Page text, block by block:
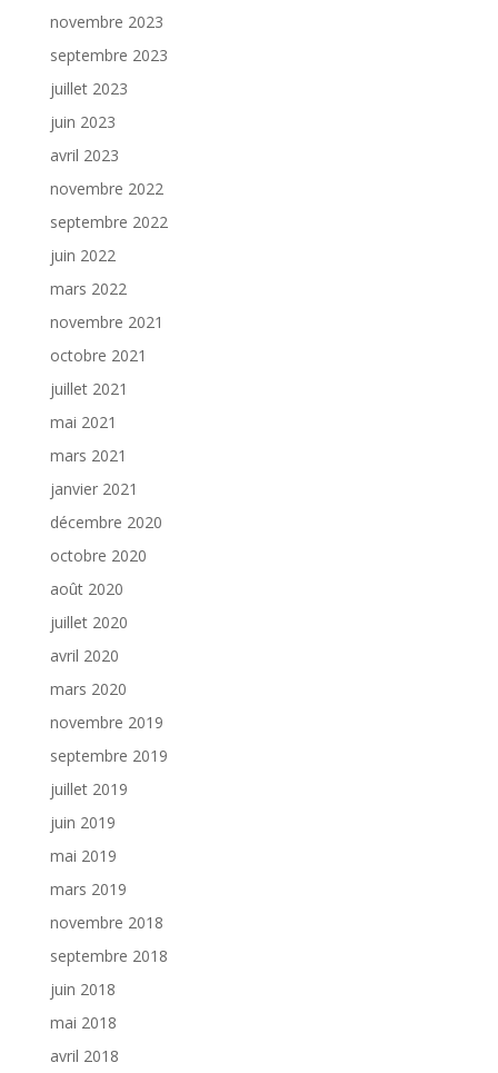
novembre 2023
septembre 2023
juillet 2023
juin 2023
avril 2023
novembre 2022
septembre 2022
juin 2022
mars 2022
novembre 2021
octobre 2021
juillet 2021
mai 2021
mars 2021
janvier 2021
décembre 2020
octobre 2020
août 2020
juillet 2020
avril 2020
mars 2020
novembre 2019
septembre 2019
juillet 2019
juin 2019
mai 2019
mars 2019
novembre 2018
septembre 2018
juin 2018
mai 2018
avril 2018